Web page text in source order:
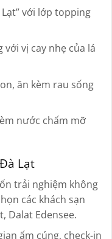
Lạt” với lớp topping
vị cay nhẹ của lá
ăn kèm rau sống
nước chấm mỡ
Lạt
trải nghiệm không
các khách sạn
Dalat Edensee.
ấm cúng, check-in